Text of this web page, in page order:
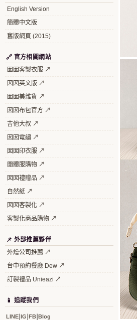
English Version
簡體中文版
舊版網頁 (2015)
🔗 官方相關網站
囡囡客製衣服 ↗
囡囡英文版 ↗
囡囡美雜貨 ↗
囡囡布包官方 ↗
吉他大叔 ↗
囡囡電繡 ↗
囡囡印衣服 ↗
團體服購物 ↗
囡囡禮贈品 ↗
自然紙 ↗
囡囡客製化 ↗
客製化商品購物 ↗
📌 外部推薦夥伴
外燴公司推薦 ↗
台中預約餐廳 Dew ↗
訂製禮品 Unieazi ↗
📱 追蹤我們
LINE IG FB Blog